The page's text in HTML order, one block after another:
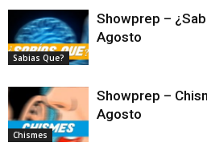
Sabias Que?
Showprep –
Agosto
Chismes
Showprep –